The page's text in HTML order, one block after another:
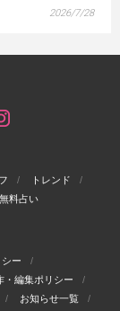
2026/7/28
トレンド
無料占い
ー
・編集ポリシー
お知らせ一覧